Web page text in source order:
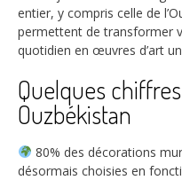
entier, y compris celle de
permettent de transformer
quotidien en œuvres d’art
Quelques
Ouzbékistan
80% des décorations
désormais choisies en